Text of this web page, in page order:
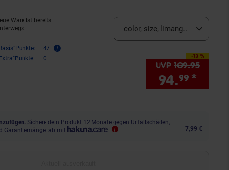
Ware ist bereits
Basis°Punkte:
47
Extra°Punkte:
0
color, size, limango-size, VG-
-13 %
Sie Sparen 13 Prozent,
UVP 109.95
94.99 *
Sichere dein Produkt 12 Monate gegen Unfallschäden,
Garantiemängel ab mit
7,99 €